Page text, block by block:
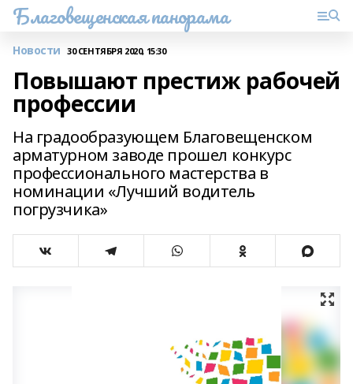
Благовещенская панорама
Новости 30 СЕНТЯБРЯ 2020, 15:30
Повышают престиж рабочей
профессии
На градообразующем Благовещенском
арматурном заводе прошел конкурс
профессионального мастерства в
номинации «Лучший водитель
погрузчика»